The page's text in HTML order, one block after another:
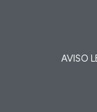
AVISO